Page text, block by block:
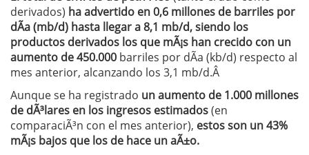
derivados) ha advertido en 0,6 millones de barriles por
dÃ­a (mb/d) hasta llegar a 8,1 mb/d, siendo los
productos derivados los que mÃ¡s han crecido con un
aumento de 450.000 barriles por dÃ­a (kb/d) respecto al
mes anterior, alcanzando los 3,1 mb/d.Â
Aunque se ha registrado un aumento de 1.000 millones
de dÃ³lares en los ingresos estimados(en
comparaciÃ³n con el mes anterior), estos son un 43%
mÃ¡s bajos que los de hace un aÃ±o.